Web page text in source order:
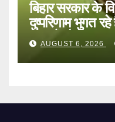
बिहार सरकार के
दुष्परिणाम भुगत
अन्य हैं मौन
AUGUST 6, 2026